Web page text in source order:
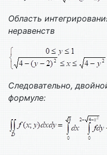
Область
неравенств
Следовательно,
формуле: